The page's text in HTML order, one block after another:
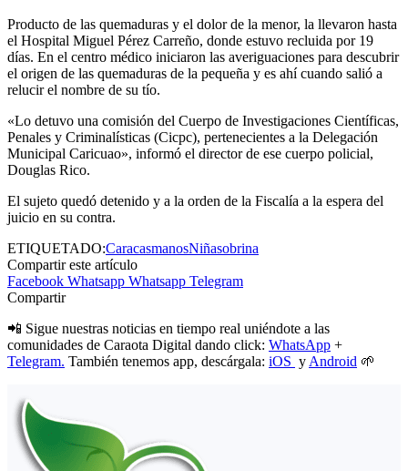
Producto de las quemaduras y el dolor de la menor, la llevaron hasta
el Hospital Miguel Pérez Carreño, donde estuvo recluida por 19
días. En el centro médico iniciaron las averiguaciones para descubrir
el origen de las quemaduras de la pequeña y es ahí cuando salió a
relucir el nombre de su tío.
«Lo detuvo una comisión del Cuerpo de Investigaciones Científicas,
Penales y Criminalísticas (Cicpc), pertenecientes a la Delegación
Municipal Caricuao», informó el director de ese cuerpo policial,
Douglas Rico.
El sujeto quedó detenido y a la orden de la Fiscalía a la espera del
juicio en su contra.
ETIQUETADO:CaracasmanosNiñasobrina
Compartir este artículo
Facebook Whatsapp Whatsapp Telegram
Compartir
📲 Sigue nuestras noticias en tiempo real uniéndote a las
comunidades de Caraota Digital dando click: WhatsApp +
Telegram. También tenemos app, descárgala: iOS y Android 🌱